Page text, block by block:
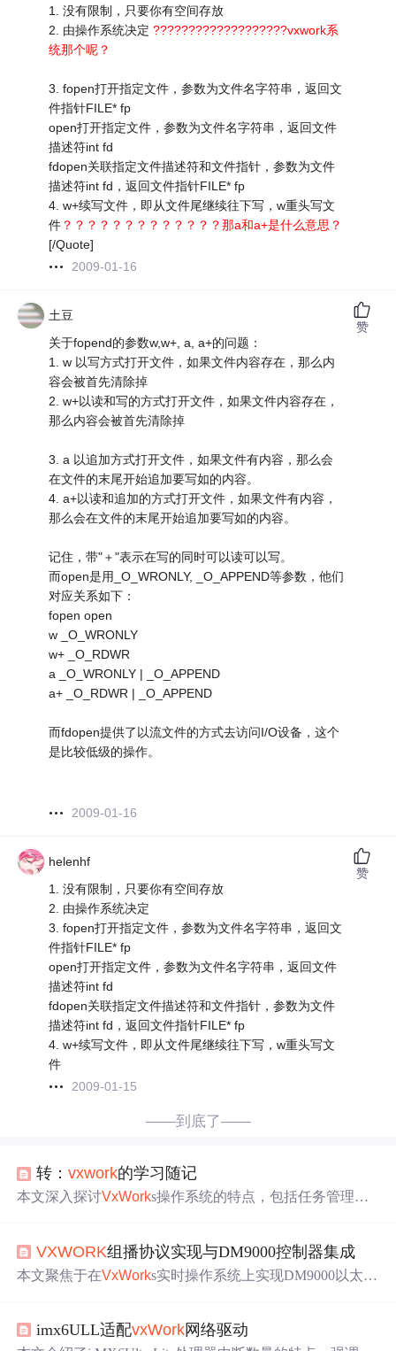
1. 没有限制，只要你有空间存放
2. 由操作系统决定???????????????????vxwork系
统那个呢？
3. fopen打开指定文件，参数为文件名字符串，返回文
件指针FILE* fp
open打开指定文件，参数为文件名字符串，返回文件
描述符int fd
fdopen关联指定文件描述符和文件指针，参数为文件
描述符int fd，返回文件指针FILE* fp
4. w+续写文件，即从文件尾继续往下写，w重头写文
件 ？？？？？？？？？？？？？那a和a+是什么意思？
[/Quote]
2009-01-16
土豆
关于fopend的参数w,w+, a, a+的问题：
1. w 以写方式打开文件，如果文件内容存在，那么内
容会被首先清除掉
2. w+以读和写的方式打开文件，如果文件内容存在，
那么内容会被首先清除掉
3. a 以追加方式打开文件，如果文件有内容，那么会
在文件的末尾开始追加要写如的内容。
4. a+以读和追加的方式打开文件，如果文件有内容，
那么会在文件的末尾开始追加要写如的内容。
记住，带"＋"表示在写的同时可以读可以写。
而open是用_O_WRONLY, _O_APPEND等参数，他们
对应关系如下：
fopen open
w _O_WRONLY
w+ _O_RDWR
a _O_WRONLY | _O_APPEND
a+ _O_RDWR | _O_APPEND
而fdopen提供了以流文件的方式去访问I/O设备，这个
是比较低级的操作。
2009-01-16
赞
helenhf
1. 没有限制，只要你有空间存放
2. 由操作系统决定
3. fopen打开指定文件，参数为文件名字符串，返回文
件指针FILE* fp
open打开指定文件，参数为文件名字符串，返回文件
描述符int fd
fdopen关联指定文件描述符和文件指针，参数为文件
描述符int fd，返回文件指针FILE* fp
4. w+续写文件，即从文件尾继续往下写，w重头写文
件
2009-01-15
赞
——到底了——
转：vxwork的学习随记
本文深入探讨VxWorks操作系统的特点，包括任务管理、
多种调试技巧和实用命令，帮助开发者更好地理解和应用
这一实时操作系统。
VXWORK组播协议实现与DM9000控制器集成
本文聚焦于在VxWorks实时操作系统上实现DM9000以太网
组播数据传输、驱动程序开发、用户空间API设计，还提
imx6ULL适配vxWork网络驱动